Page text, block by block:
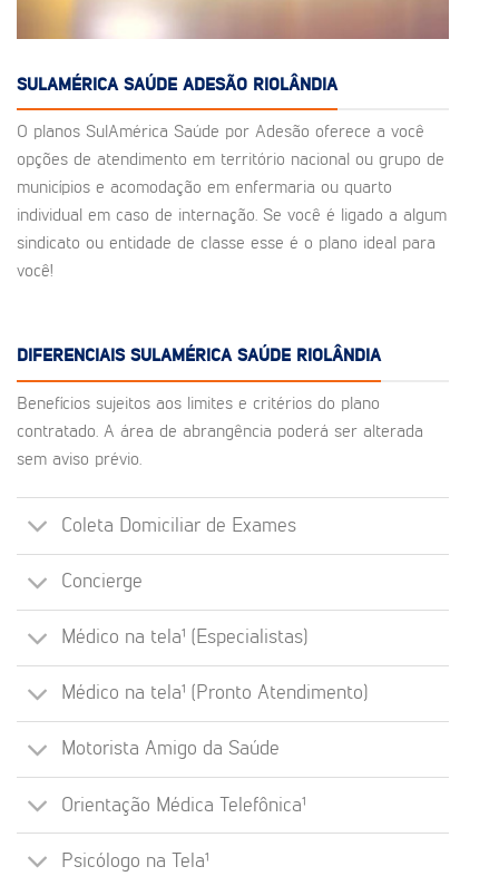
SULAMÉRICA SAÚDE ADESÃO RIOLÂNDIA
O planos SulAmérica Saúde por Adesão oferece a você
opções de atendimento em território nacional ou grupo de
municípios e acomodação em enfermaria ou quarto
individual em caso de internação. Se você é ligado a algum
sindicato ou entidade de classe esse é o plano ideal para
você!
DIFERENCIAIS SULAMÉRICA SAÚDE RIOLÂNDIA
Benefícios sujeitos aos limites e critérios do plano
contratado. A área de abrangência poderá ser alterada
sem aviso prévio.
Coleta Domiciliar de Exames
Concierge
Médico na tela¹ (Especialistas)
Médico na tela¹ (Pronto Atendimento)
Motorista Amigo da Saúde
Orientação Médica Telefônica¹
Psicólogo na Tela¹